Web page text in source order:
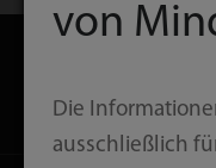
Produkte
von
Die
ausschließlich